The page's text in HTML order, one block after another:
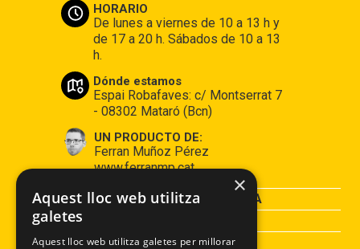
HORARIO
De lunes a viernes de 10 a 13 h y
de 17 a 20 h. Sábados de 10 a 13
h.
Dónde estamos
Espai Robafaves: c/ Montserrat 7
- 08302 Mataró (Bcn)
UN PRODUCTO DE:
Ferran Muñoz Pérez
www.ferranmp.cat
CONDICIONES DE COMPRA
POLÍTICA DE PRIVACIDAD
×
Aquest lloc web utilitza
galetes
Aquest lloc web utilitza galetes per millorar